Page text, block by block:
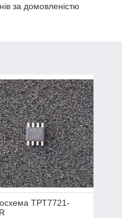
за домовленістю
TPT7721-